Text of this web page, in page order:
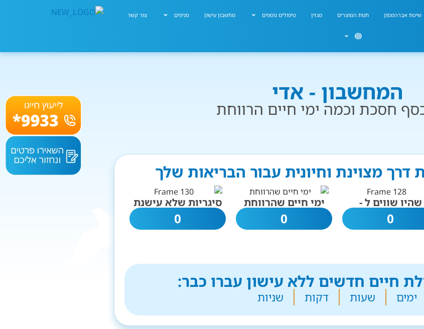
שיטת אברהמסון חנות המוצרים מגזין טיפולים נוספים מחשבון עישון סניפים צור קשר
המחשבון - אדי
חסכת וכמה ימי חיים הרווחת
דרך מצוינת וחיונית עבור הבריאות שלך
שהיו שווים ל -
0
ימי חיים שהרווחת
0
סיגריות שלא עישנת
0
חיים חדשים ללא עישון עברו כבר:
ימים שעות דקות שניות